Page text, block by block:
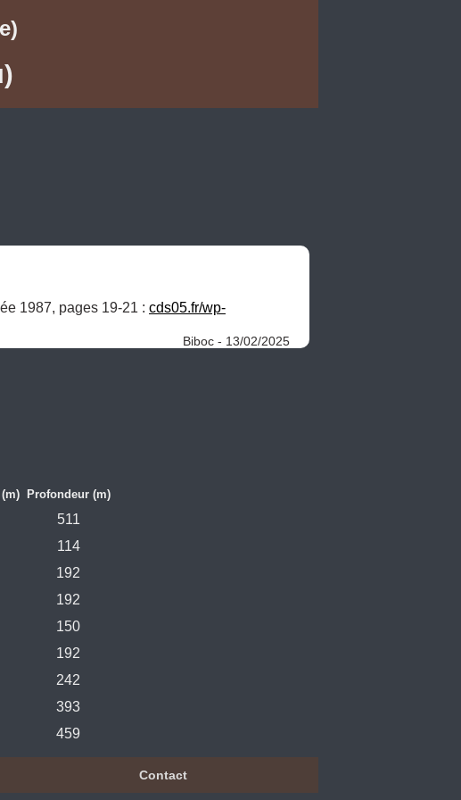
1987, pages 19-21 : cds05.fr/wp-
Biboc - 13/02/2025
Profondeur (m)
511
114
192
192
150
192
242
393
459
Contact